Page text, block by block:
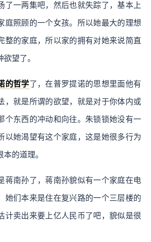
了一两集吧，然后也就失踪了，基本上
庭照顾的一个女孩。所以她最大的理想
整的家庭，所以家的拥有对她来说简直
望了。
的哲学了，在普罗提诺的思想里面他有
，就是所谓的欲望，就是对于你体内或
个东西的冲动和向往。朱锁锁她没有一
以她渴望有这个家庭，这是她很多行为
的道理。
蒋南孙了，蒋南孙貌似有一个家庭在电
她们本来是住在复兴路的一个三层楼的
计卖出来要上亿人民币了吧，貌似是很